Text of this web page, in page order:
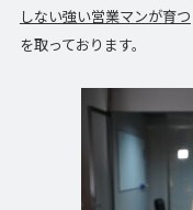
しない強い営業マンが育つ
を取っております。